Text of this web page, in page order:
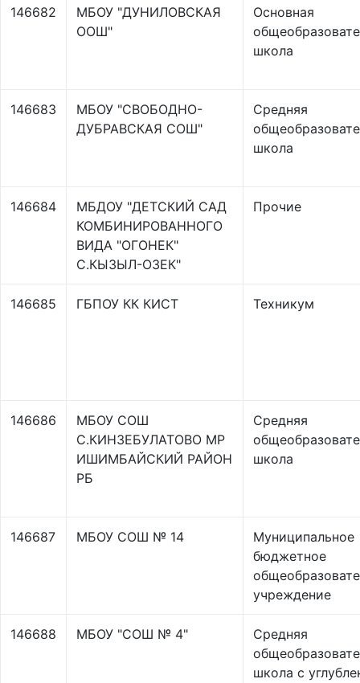
146682
МБОУ "ДУНИЛОВСКАЯ
ООШ"
Основная
школа
146683
МБОУ "СВОБОДНО-
ДУБРАВСКАЯ СОШ"
Средняя
школа
146684
МБДОУ "ДЕТСКИЙ САД
КОМБИНИРОВАННОГО
ВИДА "ОГОНЕК"
С.КЫЗЫЛ-ОЗЕК"
Прочие
146685 ГБПОУ КК КИСТ Техникум
146686
МБОУ СОШ
С.КИНЗЕБУЛАТОВО МР
ИШИМБАЙСКИЙ РАЙОН
РБ
Средняя
школа
146687 МБОУ СОШ № 14
Муниципальное
бюджетное
учреждение
146688 МБОУ "СОШ № 4"
Средняя
школа с